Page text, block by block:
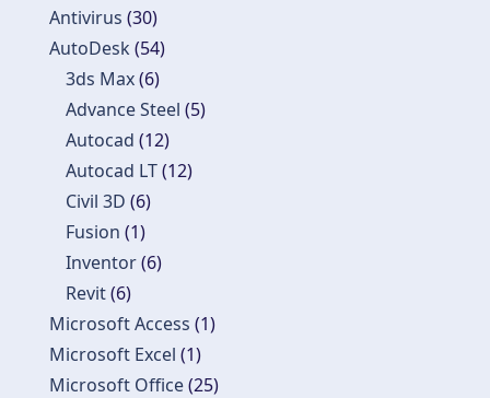
Antivirus (30)
AutoDesk (54)
3ds Max(6)
Advance Steel (5)
Autocad (12)
Autocad LT(12)
Civil 3D (6)
Fusion (1)
Inventor(6)
Revit(6)
Microsoft Access (1)
Microsoft Excel (1)
Microsoft Office(25)